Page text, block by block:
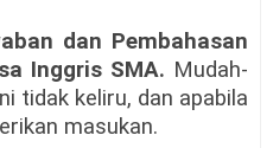
dan Pembahasan
Inggris SMA. Mudah-
tidak keliru, dan apabila
masukan.